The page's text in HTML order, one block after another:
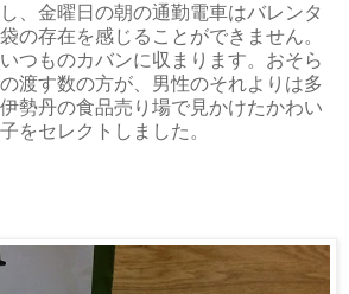
、金曜日の朝の通勤電車はバレンタ
の存在を感じることができません。
つものカバンに収まります。おそら
渡す数の方が、男性のそれよりは多
勢丹の食品売り場で見かけたかわい
をセレクトしました。